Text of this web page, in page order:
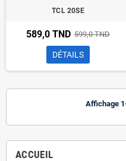
ACCUEIL
TCL 20SE
589,0 TND 599,0 TND
DÉTAILS
Affichage